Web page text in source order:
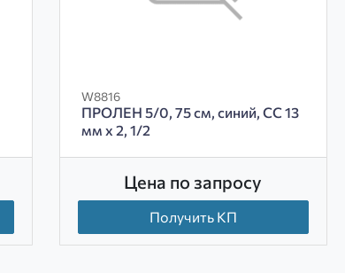
W8816
ПРОЛЕН 5/0, 75 см, синий, СС 13
мм х 2, 1/2
Цена по запросу
Получить КП